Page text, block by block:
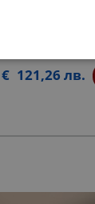
121,26 лв.